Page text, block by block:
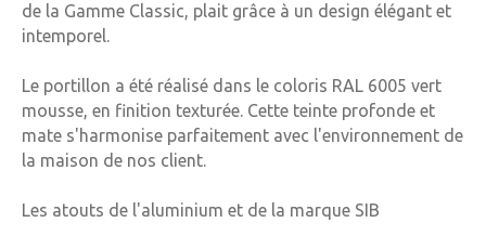
de la Gamme Classic, plait grâce à un design élégant et
intemporel.
Le portillon a été réalisé dans le coloris RAL 6005 vert
mousse, en finition texturée. Cette teinte profonde et
mate s'harmonise parfaitement avec l'environnement de
la maison de nos client.
Les atouts de l'aluminium et de la marque SIB